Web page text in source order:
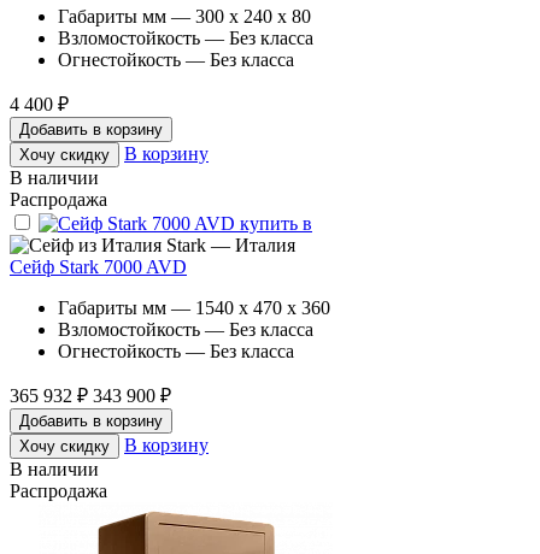
Габариты мм — 300 x 240 x 80
Взломостойкость — Без класса
Огнестойкость — Без класса
4 400 ₽
Добавить в корзину
Хочу скидку
В корзину
В наличии
Распродажа
Stark — Италия
Сейф Stark 7000 AVD
Габариты мм — 1540 x 470 x 360
Взломостойкость — Без класса
Огнестойкость — Без класса
365 932 ₽ 343 900 ₽
Добавить в корзину
Хочу скидку
В корзину
В наличии
Распродажа